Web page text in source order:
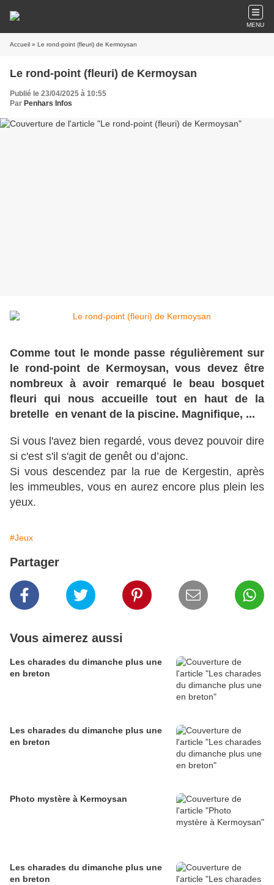
MENU
Accueil » Le rond-point (fleuri) de Kermoysan
Le rond-point (fleuri) de Kermoysan
Publié le 23/04/2025 à 10:55
Par Penhars Infos
Comme tout le monde passe régulièrement sur
le rond-point de Kermoysan, vous devez être
nombreux à avoir remarqué le beau bosquet
fleuri qui nous accueille tout en haut de la
bretelle en venant de la piscine. Magnifique, ...
Si vous l'avez bien regardé, vous devez pouvoir dire
si c'est s'il s'agit de genêt ou d’ajonc.
Si vous descendez par la rue de Kergestin, après
les immeubles, vous en aurez encore plus plein les
yeux.
#Jeux
Partager
Vous aimerez aussi
Les charades du dimanche plus une
en breton
Les charades du dimanche plus une
en breton
Photo mystère à Kermoysan
Les charades du dimanche plus une
en breton